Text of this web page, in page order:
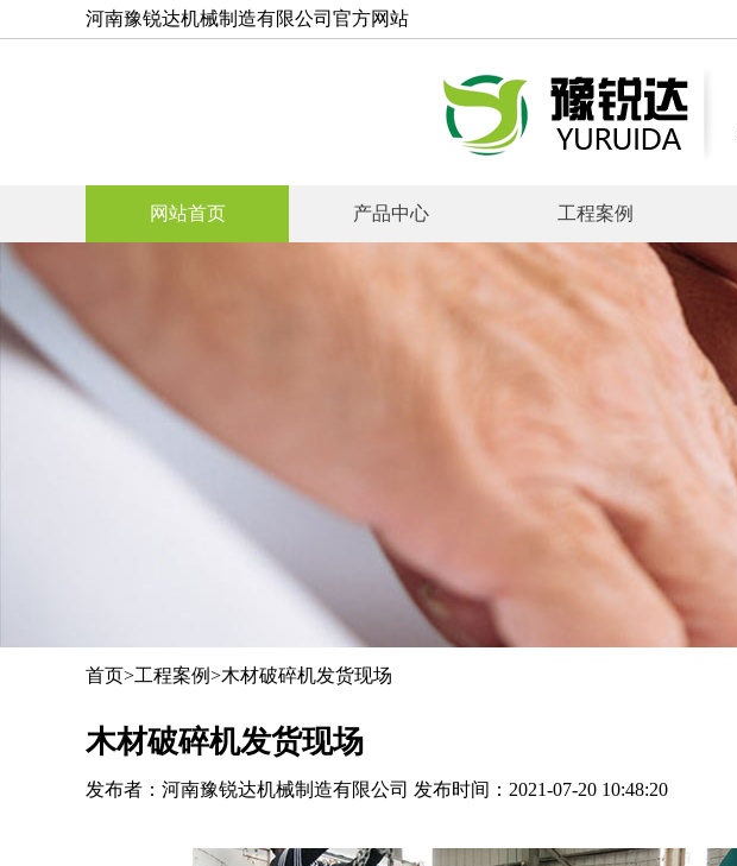
河南豫锐达机械制造有限公司官方网站
网站首页 产品中心 工程案例
首页>工程案例>木材破碎机发货现场
木材破碎机发货现场
发布者：河南豫锐达机械制造有限公司 发布时间：2021-07-20 10:48:20